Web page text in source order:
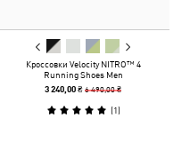
Кроссовки Velocity NITRO™ 4
Running Shoes Men
3 240,00 ₴6 490,00 ₴
(1)